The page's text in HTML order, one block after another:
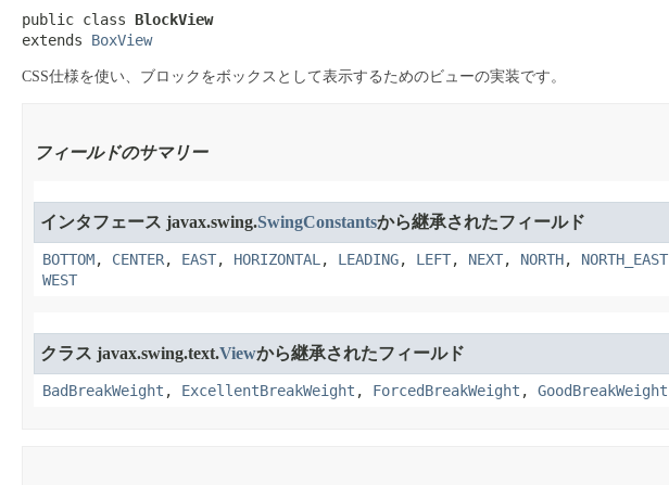
public class BlockView
extends BoxView
CSS仕様を使い、ブロックをボックスとして表示するためのビューの実装です。
フィールドのサマリー
インタフェース javax.swing.SwingConstantsから継承されたフィールド
BOTTOM, CENTER, EAST, HORIZONTAL , LEADING, LEFT, NEXT, NORTH, NORTH_EAST
WEST
クラス javax.swing.text.Viewから継承されたフィールド
BadBreakWeight , ExcellentBreakWeight , ForcedBreakWeight , GoodBreakWeight